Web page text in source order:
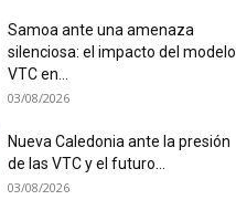
Samoa ante una amenaza
silenciosa: el impacto del modelo
VTC en...
03/08/2026
Nueva Caledonia ante la presión
de las VTC y el futuro...
03/08/2026